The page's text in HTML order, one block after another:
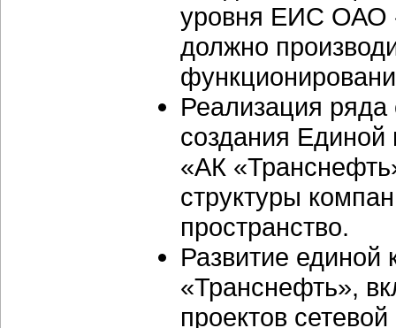
уровня ЕИС ОАО
должно
Реализация ряда
создания
«АК
структуры
пространство.
Развитие
«Транснефть»,
проектов